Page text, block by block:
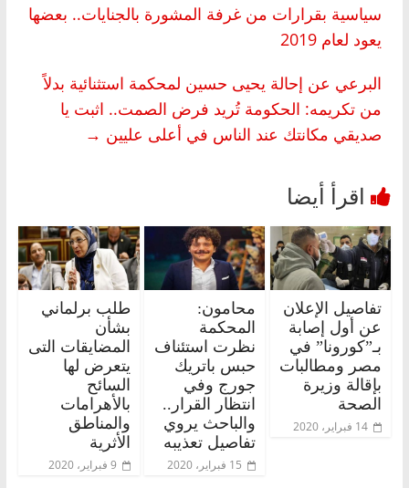
سياسية بقرارات من غرفة المشورة بالجنايات.. بعضها
يعود لعام 2019
البرعي عن إحالة يحيى حسين لمحكمة استثنائية بدلاً
من تكريمه: الحكومة تُريد فرض الصمت.. اثبت يا
صديقي مكانتك عند الناس في أعلى عليين →
تفاصيل الإعلان
عن أول إصابة
بـ”كورونا” في
مصر ومطالبات
بإقالة وزيرة
الصحة
14 فبراير، 2020
محامون:
المحكمة
نظرت استئناف
حبس باتريك
جورج وفي
انتظار القرار..
والباحث يروي
تفاصيل تعذيبه
15 فبراير، 2020
طلب برلماني
بشأن
المضايقات التى
يتعرض لها
السائح
بالأهرامات
والمناطق
الأثرية
9 فبراير، 2020